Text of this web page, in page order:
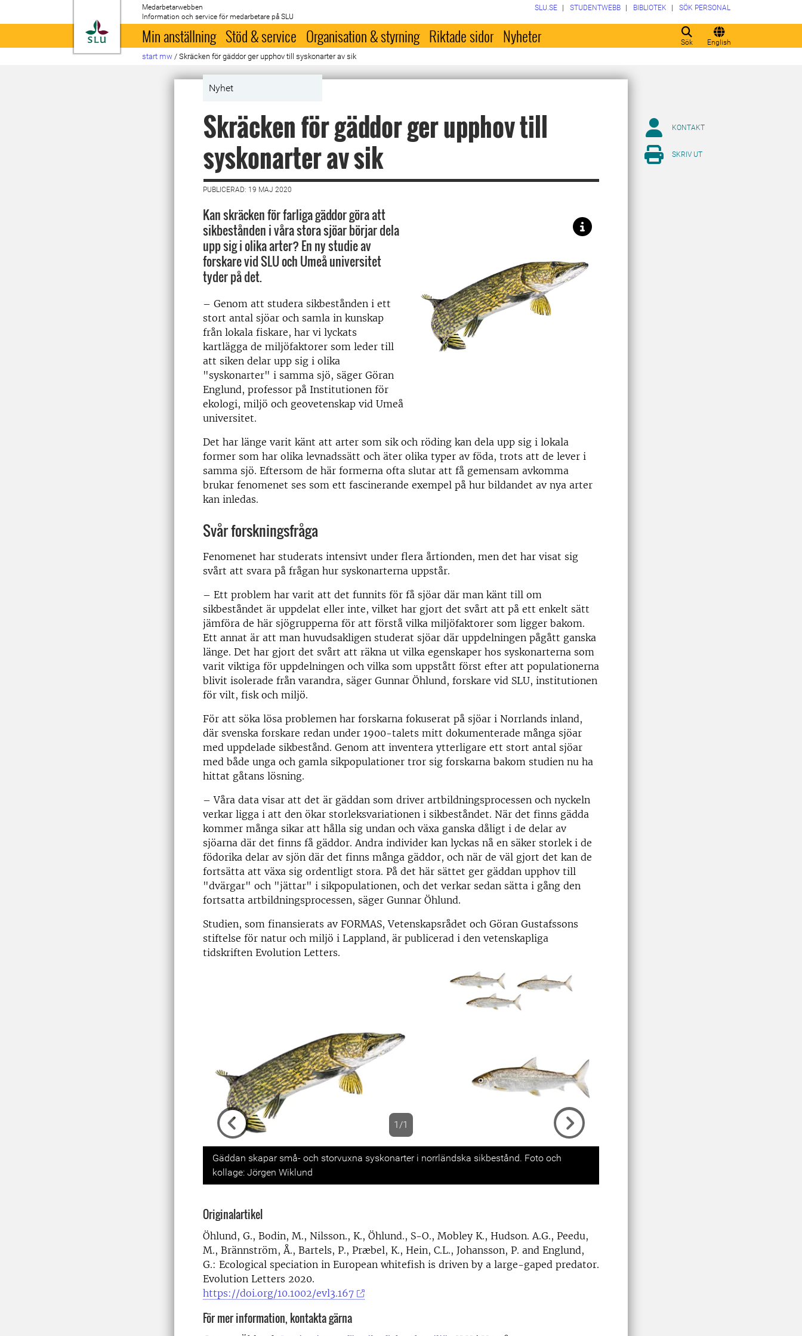
Till startsida
Medarbetarwebben
Information och service för medarbetare på SLU
Sök English
SLU.SE STUDENTWEBB BIBLIOTEK SÖK PERSONAL
Min anställning Stöd & service Organisation & styrning Riktade sidor Nyheter
start mw / Skräcken för gäddor ger upphov till syskonarter av sik
Nyhet
Skräcken för gäddor ger upphov till
syskonarter av sik
PUBLICERAD: 19 MAJ 2020
Kan skräcken för farliga gäddor göra att
sikbestånden i våra stora sjöar börjar dela
upp sig i olika arter? En ny studie av
forskare vid SLU och Umeå universitet
tyder på det.
– Genom att studera sikbestånden i ett
stort antal sjöar och samla in kunskap
från lokala fiskare, har vi lyckats
kartlägga de miljöfaktorer som leder till
att siken delar upp sig i olika
"syskonarter" i samma sjö, säger Göran
Englund, professor på Institutionen för
ekologi, miljö och geovetenskap vid Umeå
universitet.
Det har länge varit känt att arter som sik och röding kan dela upp sig i lokala
former som har olika levnadssätt och äter olika typer av föda, trots att de lever i
samma sjö. Eftersom de här formerna ofta slutar att få gemensam avkomma
brukar fenomenet ses som ett fascinerande exempel på hur bildandet av nya arter
kan inledas.
Svår forskningsfråga
Fenomenet har studerats intensivt under flera årtionden, men det har visat sig
svårt att svara på frågan hur syskonarterna uppstår.
– Ett problem har varit att det funnits för få sjöar där man känt till om
sikbeståndet är uppdelat eller inte, vilket har gjort det svårt att på ett enkelt sätt
jämföra de här sjögrupperna för att förstå vilka miljöfaktorer som ligger bakom.
Ett annat är att man huvudsakligen studerat sjöar där uppdelningen pågått ganska
länge. Det har gjort det svårt att räkna ut vilka egenskaper hos syskonarterna som
varit viktiga för uppdelningen och vilka som uppstått först efter att populationerna
blivit isolerade från varandra, säger Gunnar Öhlund, forskare vid SLU, institutionen
för vilt, fisk och miljö.
För att söka lösa problemen har forskarna fokuserat på sjöar i Norrlands inland,
där svenska forskare redan under 1900-talets mitt dokumenterade många sjöar
med uppdelade sikbestånd. Genom att inventera ytterligare ett stort antal sjöar
med både unga och gamla sikpopulationer tror sig forskarna bakom studien nu ha
hittat gåtans lösning.
– Våra data visar att det är gäddan som driver artbildningsprocessen och nyckeln
verkar ligga i att den ökar storleksvariationen i sikbeståndet. När det finns gädda
kommer många sikar att hålla sig undan och växa ganska dåligt i de delar av
sjöarna där det finns få gäddor. Andra individer kan lyckas nå en säker storlek i de
födorika delar av sjön där det finns många gäddor, och när de väl gjort det kan de
fortsätta att växa sig ordentligt stora. På det här sättet ger gäddan upphov till
"dvärgar" och "jättar" i sikpopulationen, och det verkar sedan sätta i gång den
fortsatta artbildningsprocessen, säger Gunnar Öhlund.
Studien, som finansierats av FORMAS, Vetenskapsrådet och Göran Gustafssons
stiftelse för natur och miljö i Lappland, är publicerad i den vetenskapliga
tidskriften Evolution Letters.
1/1
Previous
Gäddan skapar små- och storvuxna syskonarter i norrländska sikbestånd. Foto och
kollage: Jörgen Wiklund
Originalartikel
Öhlund, G., Bodin, M., Nilsson., K., Öhlund., S-O., Mobley K., Hudson. A.G., Peedu,
M., Brännström, Å., Bartels, P., Præbel, K., Hein, C.L., Johansson, P. and Englund,
G.: Ecological speciation in European whitefish is driven by a large-gaped predator.
Evolution Letters 2020.
https://doi.org/10.1002/evl3.167
För mer information, kontakta gärna
KONTAKT
SKRIV UT